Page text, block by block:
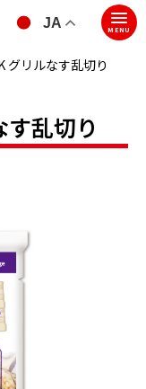
MENU
グリルなす乱切り
乱切り
JA